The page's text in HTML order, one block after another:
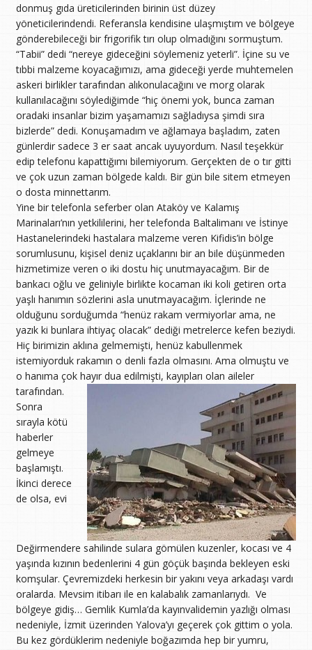
donmuş gıda üreticilerinden birinin üst düzey
yöneticilerindendi. Referansla kendisine ulaşmıştım ve bölgeye
gönderebileceği bir frigorifik tırı olup olmadığını sormuştum.
“Tabii” dedi “nereye gideceğini söylemeniz yeterli”. İçine su ve
tıbbi malzeme koyacağımızı, ama gideceği yerde muhtemelen
askeri birlikler tarafından alıkonulacağını ve morg olarak
kullanılacağını söylediğimde “hiç önemi yok, bunca zaman
oradaki insanlar bizim yaşamamızı sağladıysa şimdi sıra
bizlerde” dedi. Konuşamadım ve ağlamaya başladım, zaten
günlerdir sadece 3 er saat ancak uyuyordum. Nasıl teşekkür
edip telefonu kapattığımı bilemiyorum. Gerçekten de o tır gitti
ve çok uzun zaman bölgede kaldı. Bir gün bile sitem etmeyen
o dosta minnettarım.
Yine bir telefonla seferber olan Ataköy ve Kalamış
Marinaları’nın yetkililerini, her telefonda Baltalimanı ve İstinye
Hastanelerindeki hastalara malzeme veren Kifidis’in bölge
sorumlusunu, kişisel deniz uçaklarını bir an bile düşünmeden
hizmetimize veren o iki dostu hiç unutmayacağım. Bir de
bankacı oğlu ve geliniyle birlikte kocaman iki koli getiren orta
yaşlı hanımın sözlerini asla unutmayacağım. İçlerinde ne
olduğunu sorduğumda “henüz rakam vermiyorlar ama, ne
yazık ki bunlara ihtiyaç olacak” dediği metrelerce kefen beziydi.
Hiç birimizin aklına gelmemişti, henüz kabullenmek
istemiyorduk rakamın o denli fazla olmasını. Ama olmuştu ve
o hanıma çok hayır dua edilmişti, kayıpları olan aileler
tarafından.
Sonra
sırayla kötü
haberler
gelmeye
başlamıştı.
İkinci derece
de olsa, evi
Değirmendere sahilinde sulara gömülen kuzenler, kocası ve 4
yaşında kızının bedenlerini 4 gün göçük başında bekleyen eski
komşular. Çevremizdeki herkesin bir yakını veya arkadaşı vardı
oralarda. Mevsim itibarı ile en kalabalık zamanlarıydı. Ve
bölgeye gidiş… Gemlik Kumla’da kayınvalidemin yazlığı olması
nedeniyle, İzmit üzerinden Yalova’yı geçerek çok gittim o yola.
Bu kez gördüklerim nedeniyle boğazımda hep bir yumru,